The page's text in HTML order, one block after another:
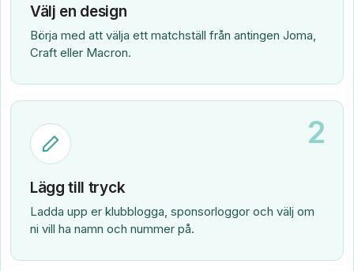
Välj en design
Börja med att välja ett matchställ från antingen Joma,
Craft eller Macron.
2
Lägg till tryck
Ladda upp er klubblogga, sponsorloggor och välj om
ni vill ha namn och nummer på.